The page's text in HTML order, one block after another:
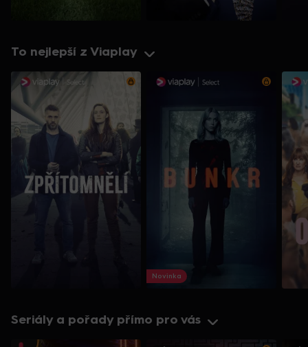
To nejlepší z Viaplay
Novinka
Seriály a pořady přímo pro vás